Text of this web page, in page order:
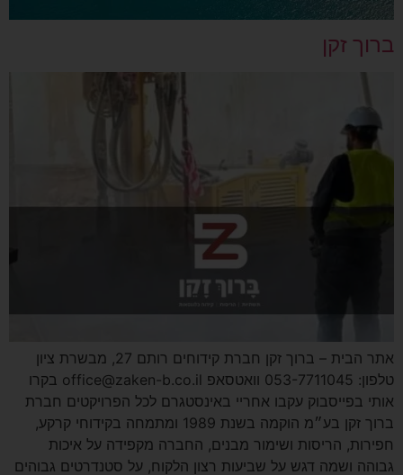
ברוך זקן
אתר הבית – ברוך זקן חברת קידוחים רותם 27, מבשרת ציון
טלפון: 053-7711045 וואטסאפ office@zaken-b.co.il בקרו
אותי בפייסבוק עקבו אחריי באינסטגרם לכל הפרויקטים חברת
ברוך זקן בע״מ הוקמה בשנת 1989 ומתמחה בקידוחי קרקע,
חפירות, הריסות ושימור מבנים, החברה מקפידה על איכות
גבוהה ושמה דגש על שביעות רצון הלקוח, על סטנדרטים גבוהים